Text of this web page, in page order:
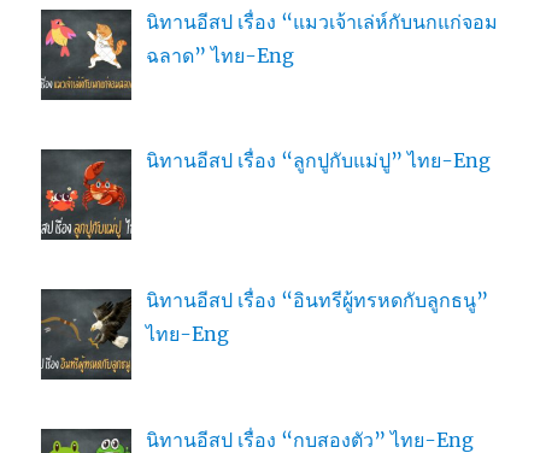
นิทานอีสป เรื่อง “แมวเจ้าเล่ห์กับนกแก่จอม
ฉลาด” ไทย-Eng
นิทานอีสป เรื่อง “ลูกปูกับแม่ปู” ไทย-Eng
นิทานอีสป เรื่อง “อินทรีผู้ทรหดกับลูกธนู”
ไทย-Eng
นิทานอีสป เรื่อง “กบสองตัว” ไทย-Eng